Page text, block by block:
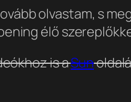
olvastam, s
élő
is aSun